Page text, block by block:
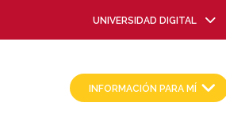
UNIVERSIDAD DIGITAL
INFORMACIÓN PARA MÍ